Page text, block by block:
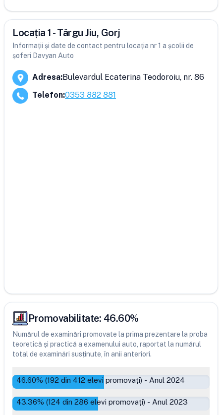
Locația 1 - Târgu Jiu, Gorj
Informații și date de contact pentru locația nr 1 a școlii de
șoferi Davyan Auto
Adresa:Bulevardul Ecaterina Teodoroiu, nr. 86
Telefon:0353 882 881
Promovabilitate: 46.60%
Numărul de examinări promovate la prima prezentare la proba
teoretică și practică a examenului auto, raportat la numărul
total de examinări susținute, în anii anteriori.
46.60% (192 din 412 elevi promovați) - Anul 2024
43.36% (124 din 286 elevi promovați) - Anul 2023